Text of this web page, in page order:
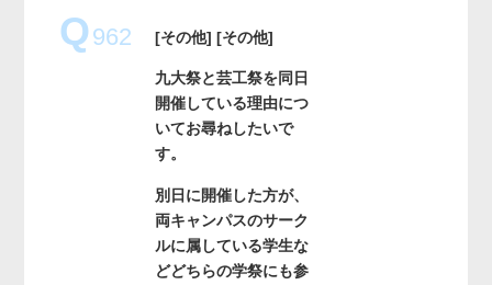
Q962 [その他] [その他]
九大祭と芸工祭を同日
開催している理由につ
いてお尋ねしたいで
す。
別日に開催した方が、
両キャンパスのサーク
ルに属している学生な
どどちらの学祭にも参